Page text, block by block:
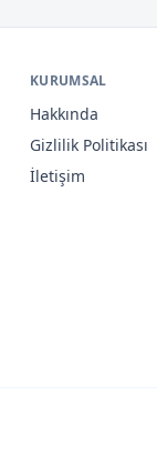
KURUMSAL
Hakkında
Gizlilik Politikası
İletişim